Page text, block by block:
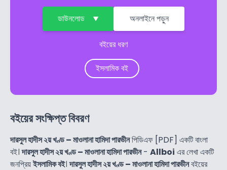
ডাউনলোড অনলাইনে পড়ুন
বইয়ের ধরণ
ইসলামিক বই
বইয়ের সংক্ষিপ্ত বিবরণ
দারসুল হাদীস ২য় খণ্ড – মাওলানা হামিদা পারভীনপিডিএফ [PDF] একটি বাংলা
বই।দারসুল হাদীস ২য় খণ্ড – মাওলানা হামিদা পারভীন- Allboi এর লেখা একটি
জনপ্রিয়ইসলামিক বই।দারসুল হাদীস ২য় খণ্ড – মাওলানা হামিদা পারভীনবইয়ের